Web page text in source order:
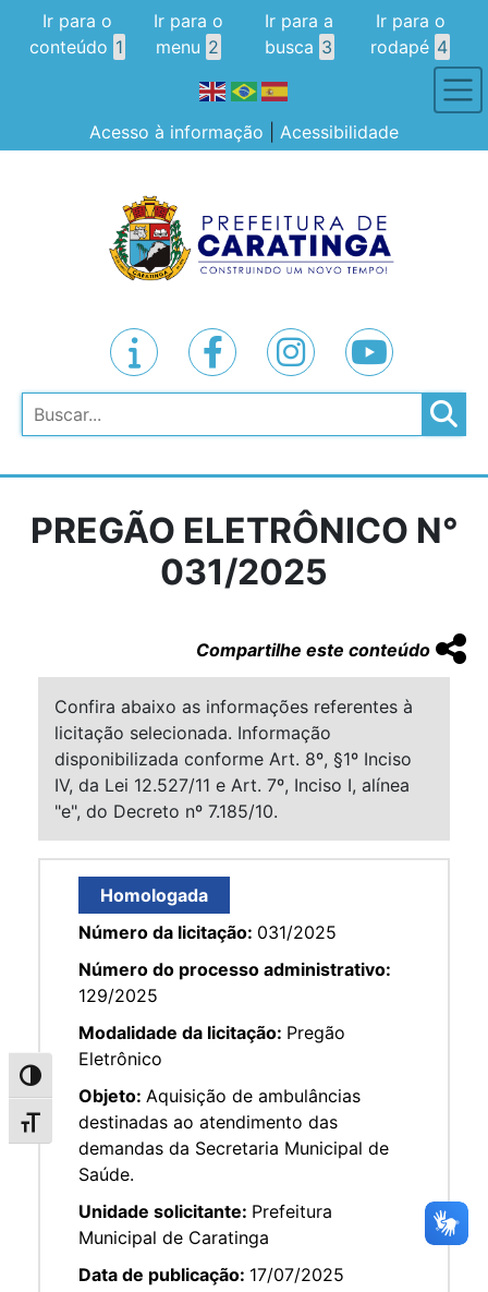
Alternar alto contraste
Alternar tamanho da fonte
Ir para o
conteúdo 1
Ir para o
menu 2
Ir para a
busca 3
Ir para o
rodapé 4
Acesso à informação Acessibilidade
Pesquisar
PREGÃO ELETRÔNICO N°
031/2025
Compartilhe este conteúdo
Confira abaixo as informações referentes à
licitação selecionada. Informação
disponibilizada conforme Art. 8º, §1º Inciso
IV, da Lei 12.527/11 e Art. 7º, Inciso I, alínea
"e", do Decreto nº 7.185/10.
Homologada
Número da licitação: 031/2025
Número do processo administrativo:
129/2025
Modalidade da licitação: Pregão
Eletrônico
Objeto: Aquisição de ambulâncias
destinadas ao atendimento das
demandas da Secretaria Municipal de
Saúde.
Unidade solicitante: Prefeitura
Municipal de Caratinga
Data de publicação: 17/07/2025